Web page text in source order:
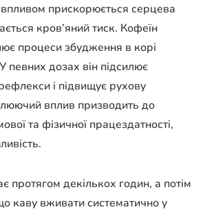
впливом прискорюється серцева
кров’яний тиск. Кофеїн
процеси збудження в корі
певних дозах він підсилює
і підвищує рухову
вплив призводить до
та фізичної працездатності,
протягом декількох годин, а потім
каву вживати систематично у